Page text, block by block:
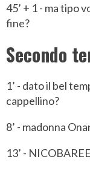
45’ + 1 - ma tipo
fine?
Secondo
1’ - dato il bel
cappellino?
8’ - madonna
13’ -